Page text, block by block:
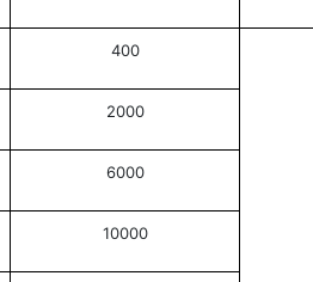
400
2000
6000
10000